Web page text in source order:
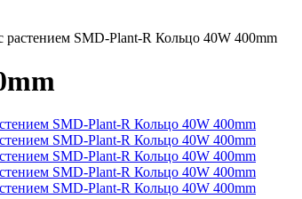
SMD-Plant-R Кольцо 40W 400mm